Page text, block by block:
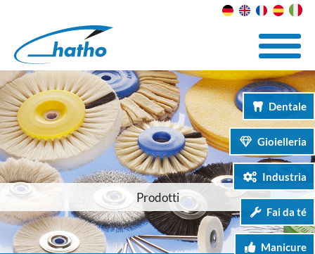
Dentale
Gioielleria
Industria
Fai da té
Manicure
Prodotti